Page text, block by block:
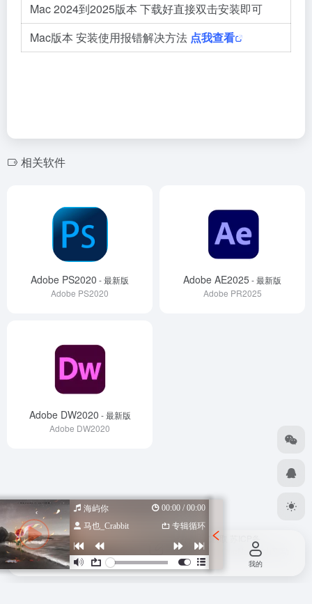
Mac 2024到2025版本 下载好直接双击安装即可
Mac版本 安装使用报错解决方法 点我查看
相关软件
Adobe PS2020 - 最新版
Adobe PS2020
Adobe AE2025 - 最新版
Adobe PR2025
Adobe DW2020 - 最新版
Adobe DW2020
Copyright © 2026 设计导航汇总-优质设计资源一站式获取
2022047798号
苏公网安备 32080102000318号 OneNav强力驱动
海屿你
00:00 / 00:00
马也_Crabbit
专辑循环
首页 投稿 我的